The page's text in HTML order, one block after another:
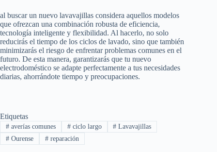
al buscar un nuevo lavavajillas considera aquellos modelos
que ofrezcan una combinación robusta de eficiencia,
tecnología inteligente y flexibilidad. Al hacerlo, no solo
reducirás el tiempo de los ciclos de lavado, sino que también
minimizarás el riesgo de enfrentar problemas comunes en el
futuro. De esta manera, garantizarás que tu nuevo
electrodoméstico se adapte perfectamente a tus necesidades
diarias, ahorrándote tiempo y preocupaciones.
Etiquetas
#averías comunes #ciclo largo # Lavavajillas
#Ourense #reparación